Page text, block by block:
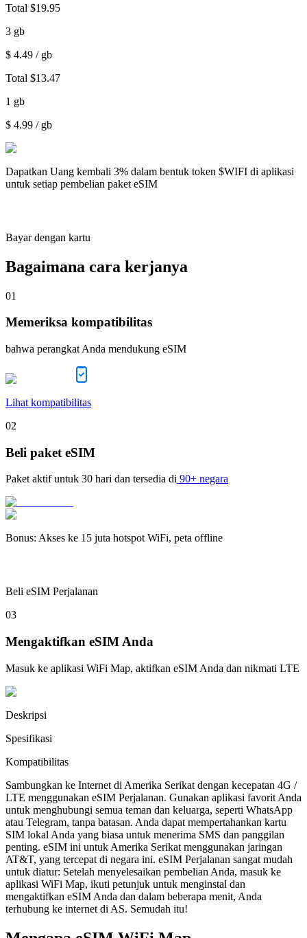
Total $19.95
3 gb
$ 4.49 / gb
Total $13.47
1 gb
$ 4.99 / gb
Dapatkan Uang kembali 3% dalam bentuk token $WIFI di aplikasi
untuk setiap pembelian paket eSIM
Bayar dengan kartu
Bagaimana cara kerjanya
01
Memeriksa kompatibilitas
bahwa perangkat Anda mendukung eSIM
Lihat kompatibilitas
02
Beli paket eSIM
Paket aktif untuk 30 hari dan tersedia di 90+ negara
Bonus: Akses ke 15 juta hotspot WiFi, peta offline
Beli eSIM Perjalanan
03
Mengaktifkan eSIM Anda
Masuk ke aplikasi WiFi Map, aktifkan eSIM Anda dan nikmati LTE
Deskripsi
Spesifikasi
Kompatibilitas
Sambungkan ke Internet di Amerika Serikat dengan kecepatan 4G /
LTE menggunakan eSIM Perjalanan. Gunakan aplikasi favorit Anda
untuk menghubungi semua teman dan keluarga, seperti WhatsApp
atau Telegram, tanpa batasan. Anda dapat mempertahankan kartu
SIM lokal Anda yang biasa untuk menerima SMS dan panggilan
penting. eSIM ini untuk Amerika Serikat menggunakan jaringan
AT&T, yang tercepat di negara ini. eSIM Perjalanan sangat mudah
untuk diatur: Setelah menyelesaikan pembelian Anda, masuk ke
aplikasi WiFi Map, ikuti petunjuk untuk menginstal dan
mengaktifkan eSIM Anda dan dalam beberapa menit, Anda
terhubung ke internet di AS. Semudah itu!